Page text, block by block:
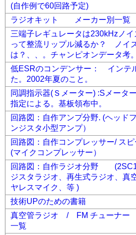
(自作例で60回路予定)
ラジオキット メーカー別一覧
三端子レギュレータは230kHzノ
って整流リップル減るか？ ノイ
は？、、。チャンピオンデータ考。
低ESRのコンデンサー： インテ
た。2002年夏のこと。
同調指示器(Ｓメーター) :Sメータ
指定による。基板領布中。
回路図：自作アンプ分野. (ヘッド
ンジスタ小型アンプ）
回路図：自作コンプレッサー/ ス
(マイクコンプレッサー）
回路図：自作ラジオ分野
ジスタラジオ、再生式ラジオ、真
ヤレスマイク、等 )
技術UPのための書籍
真空管ラジオ / FM チュー
一覧